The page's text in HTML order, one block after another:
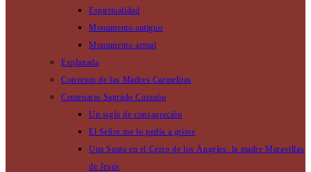
Espiritualidad
Monumento antiguo
Monumento actual
Explanada
Convento de las Madres Carmelitas
Centenario Sagrado Corazón
Un siglo de consagración
El Señor me lo pedía a gritos
Una Santa en el Cerro de los Ángeles: la madre Maravillas
de Jesús